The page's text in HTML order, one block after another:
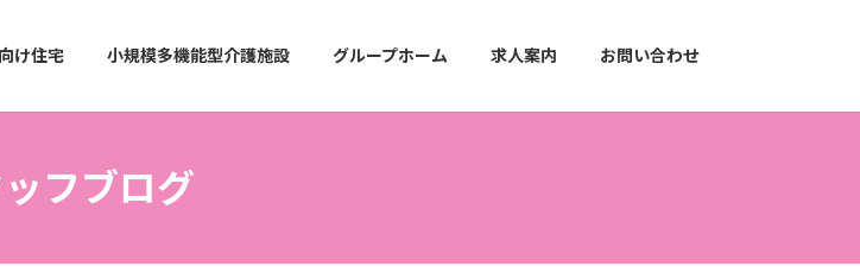
け住宅 小規模多機能型介護施設 グループホーム 求人案内 お問い合わせ
フブログ